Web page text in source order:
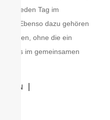
jeden Tag im
Ebenso dazu gehören
anderen, ohne die ein
im gemeinsamen